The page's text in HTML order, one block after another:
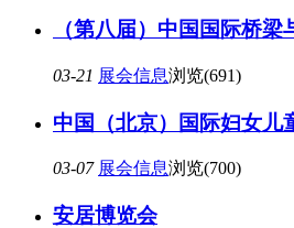
（第八届）中国国际桥
03-21 展会信息浏览(691)
中国（北京）国际妇女儿
03-07 展会信息浏览(700)
安居博览会